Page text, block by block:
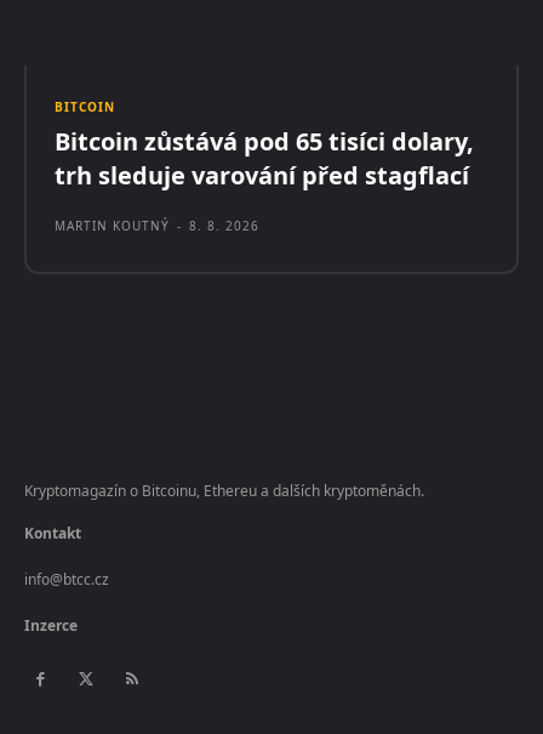
BITCOIN
Bitcoin zůstává pod 65 tisíci dolary,
trh sleduje varování před stagflací
MARTIN KOUTNÝ - 8. 8. 2026
Kryptomagazín o Bitcoinu, Ethereu a dalších kryptoměnách.
Kontakt
info@btcc.cz
Inzerce